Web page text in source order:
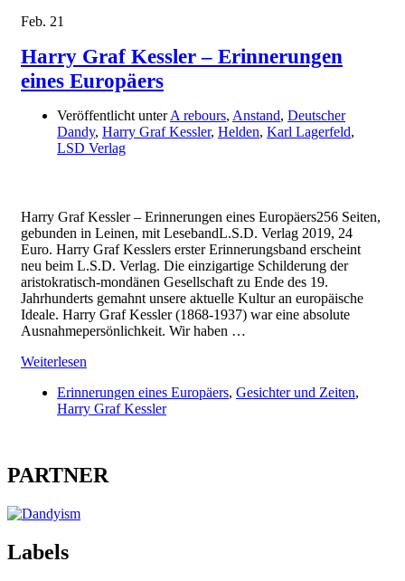
Feb. 21
Harry Graf Kessler – Erinnerungen
eines Europäers
Veröffentlicht unterA rebours, Anstand, Deutscher
Dandy, Harry Graf Kessler, Helden, Karl Lagerfeld,
LSD Verlag
Harry Graf Kessler – Erinnerungen eines Europäers256 Seiten,
gebunden in Leinen, mit LesebandL.S.D. Verlag 2019, 24
Euro. Harry Graf Kesslers erster Erinnerungsband erscheint
neu beim L.S.D. Verlag. Die einzigartige Schilderung der
aristokratisch-mondänen Gesellschaft zu Ende des 19.
Jahrhunderts gemahnt unsere aktuelle Kultur an europäische
Ideale. Harry Graf Kessler (1868-1937) war eine absolute
Ausnahmepersönlichkeit. Wir haben …
Weiterlesen
Erinnerungen eines Europäers, Gesichter und Zeiten,
Harry Graf Kessler
PARTNER
Labels